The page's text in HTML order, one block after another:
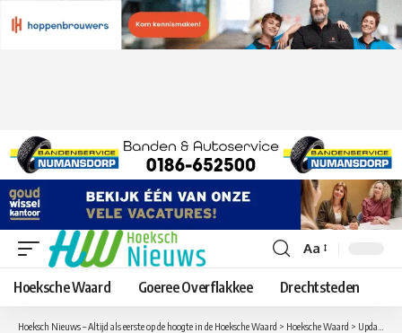
Lettergrootte
aanpassen
Aa
Hoeksche Waard Goeree Overflakkee Drechtsteden
Hoeksch Nieuws – Altijd als eerste op de hoogte in de Hoeksche Waard > Hoeksche Waard > Update Coronavirus cijfers in de Hoeksche Waard van zaterdag 7 november